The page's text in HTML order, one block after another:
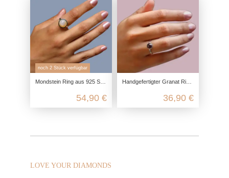
noch 2 Stück verfügbar
Mondstein Ring aus 925 Sterling Silber
54,90 €
Handgefertigter Granat Ring aus 925 Sterling Silber
36,90 €
LOVE YOUR DIAMONDS